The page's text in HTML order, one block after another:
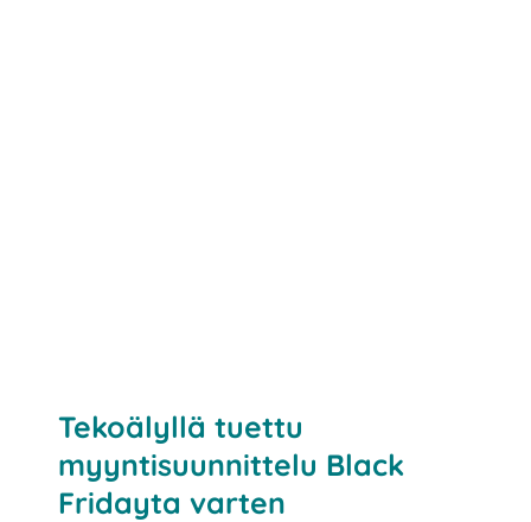
Tekoälyllä tuettu
myyntisuunnittelu Black
Fridayta varten